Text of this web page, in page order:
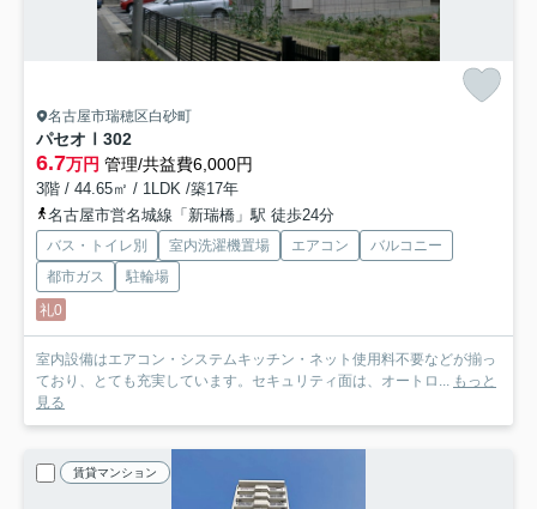
名古屋市瑞穂区白砂町
パセオⅠ 302
6.7万円 管理/共益費6,000円
3階 / 44.65㎡ / 1LDK /築17年
名古屋市営名城線「新瑞橋」駅 徒歩24分
バス・トイレ別 室内洗濯機置場 エアコン
バルコニー
都市ガス
駐輪場
礼0
室内設備はエアコン・システムキッチン・ネット使用料不要などが揃っ
ており、とても充実しています。セキュリティ面は、オートロ... もっと
見る
賃貸マンション